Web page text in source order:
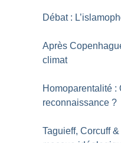
Débat :
Après
climat
Homoparentalité :
reconnaissance ?
Taguieff, Corcuff